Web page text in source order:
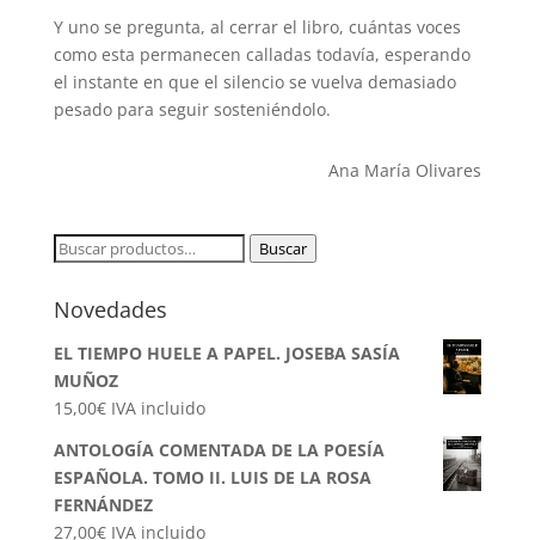
Y uno se pregunta, al cerrar el libro, cuántas voces
como esta permanecen calladas todavía, esperando
el instante en que el silencio se vuelva demasiado
pesado para seguir sosteniéndolo.
Ana María Olivares
Buscar
Buscar
Novedades
EL TIEMPO HUELE A PAPEL. JOSEBA SASÍA
MUÑOZ
15,00€ IVA incluido
ANTOLOGÍA COMENTADA DE LA POESÍA
ESPAÑOLA. TOMO II. LUIS DE LA ROSA
FERNÁNDEZ
27,00€ IVA incluido